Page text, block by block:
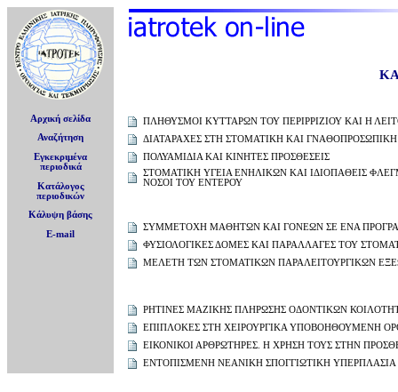
Αρχική σελίδα
Αναζήτηση
Εγκεκριμένα
περιοδικά
Κατάλογος
περιοδικών
Κάλυψη βάσης
E-mail
ΠΛΗΘΥΣΜΟΙ ΚΥΤΤΑΡΩΝ ΤΟΥ ΠΕΡΙΡΡΙΖΙΟΥ ΚΑΙ Η
ΔΙΑΤΑΡΑΧΕΣ ΣΤΗ ΣΤΟΜΑΤΙΚΗ ΚΑΙ
ΠΟΛΥΑΜΙΔΙΑ ΚΑΙ ΚΙΝΗΤΕΣ ΠΡΟΣΘΕΣΕΙΣ
ΣΤΟΜΑΤΙΚΗ ΥΓΕΙΑ ΕΝΗΛΙΚΩΝ ΚΑΙ ΙΔΙΟΠΑΘΕΙΣ
ΝΟΣΟΙ ΤΟΥ ΕΝΤΕΡΟΥ
ΣΥΜΜΕΤΟΧΗ ΜΑΘΗΤΩΝ ΚΑΙ ΓΟΝΕΩΝ ΣΕ ΕΝΑ
ΦΥΣΙΟΛΟΓΙΚΕΣ ΔΟΜΕΣ ΚΑΙ ΠΑΡΑΛΛΑΓΕΣ ΤΟΥ
ΜΕΛΕΤΗ ΤΩΝ ΣΤΟΜΑΤΙΚΩΝ ΠΑΡΑΛΕΙΤΟΥΡΓΙΚΩΝ
ΡΗΤΙΝΕΣ ΜΑΖΙΚΗΣ ΠΛΗΡΩΣΗΣ ΟΔΟΝΤΙΚΩΝ
ΕΠΙΠΛΟΚΕΣ ΣΤΗ ΧΕΙΡΟΥΡΓΙΚΑ ΥΠΟΒΟΗΘΟΥΜΕΝΗ
ΕΙΚΟΝΙΚΟΙ ΑΡΘΡΩΤΗΡΕΣ. H ΧΡΗΣΗ ΤΟΥΣ ΣΤΗΝ
ΕΝΤΟΠΙΣΜΕΝΗ ΝΕΑΝΙΚΗ ΣΠΟΓΓΙΩΤΙΚΗ